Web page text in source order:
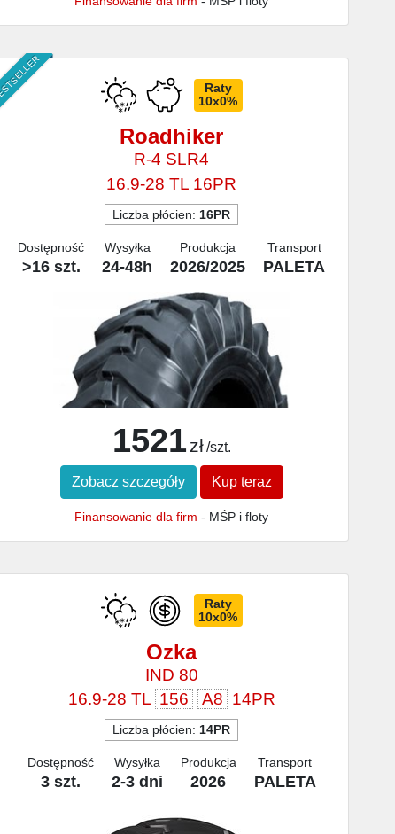
Raty
10x0%
Roadhiker
R-4 SLR4
16.9-28 TL 16PR
Liczba płócien: 16PR
Dostępność
>16 szt.
Wysyłka
24-48h
Produkcja
2026/2025
Transport
PALETA
1521 zł/szt.
Zobacz szczegóły Kup teraz
Finansowanie dla firm - MŚP i floty
Raty
10x0%
Ozka
IND 80
16.9-28 TL 156 A8 14PR
Liczba płócien:14PR
Dostępność
3 szt.
Wysyłka
2-3 dni
Produkcja
2026
Transport
PALETA